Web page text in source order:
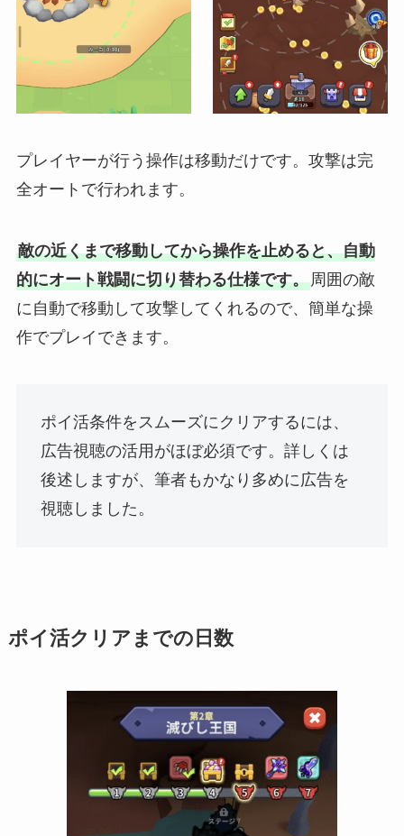
プレイヤーが行う操作は移動だけです。攻撃は完
全オートで行われます。
敵の近くまで移動してから操作を止めると、自動
的にオート戦闘に切り替わる仕様です。周囲の敵
に自動で移動して攻撃してくれるので、簡単な操
作でプレイできます。
ポイ活条件をスムーズにクリアするには、
広告視聴の活用がほぼ必須です。詳しくは
後述しますが、筆者もかなり多めに広告を
視聴しました。
ポイ活クリアまでの日数